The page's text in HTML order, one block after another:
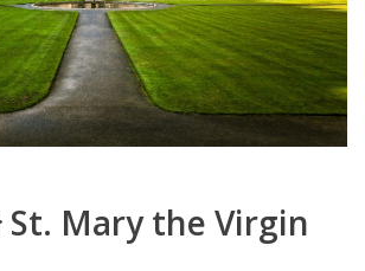
St. Mary the Virgin